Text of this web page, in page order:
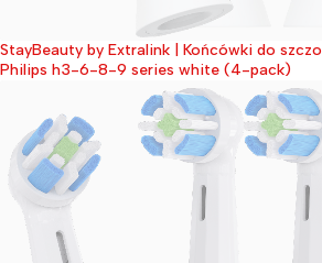
Wyprzedane
StayBeauty by Extralink | Końcówki do
Philips h3-6-8-9 series white (4-pack)